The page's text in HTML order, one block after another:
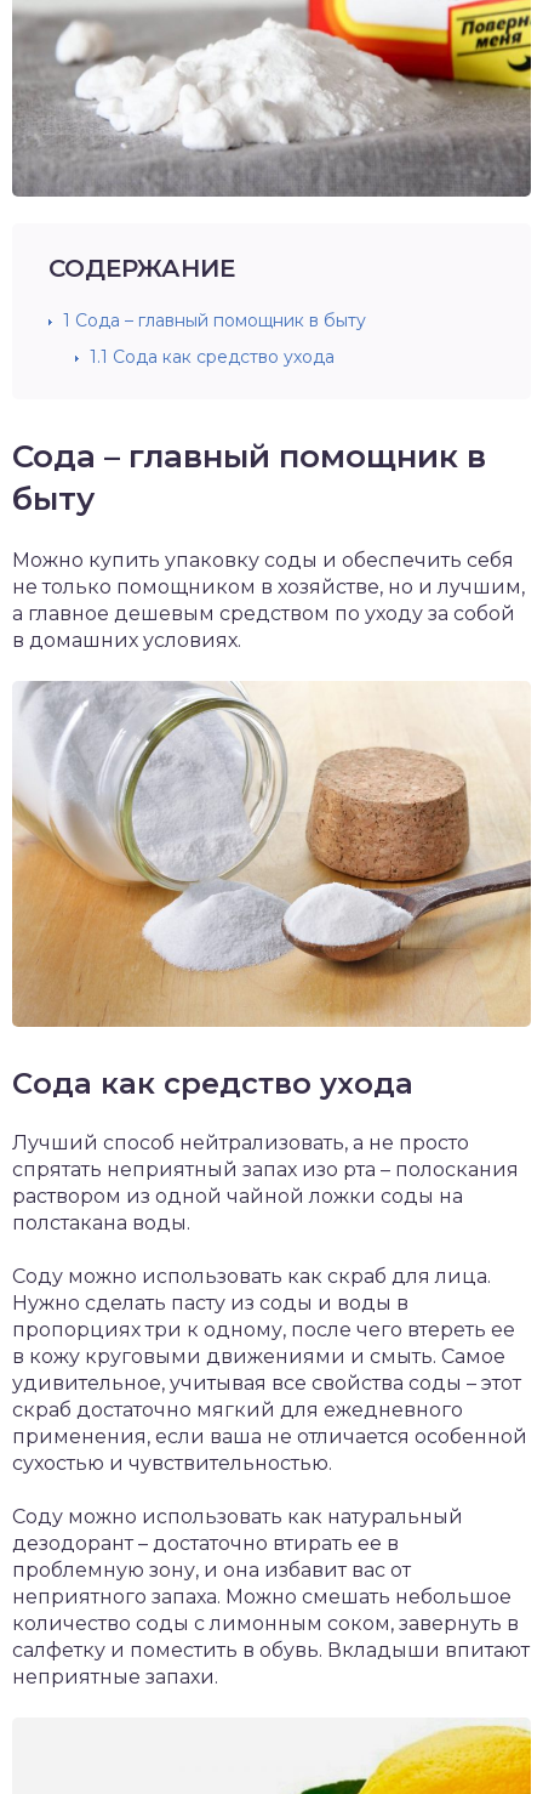
СОДЕРЖАНИЕ
1 Сода – главный помощник в быту
1.1 Сода как средство ухода
Сода – главный помощник в
быту
Можно купить упаковку соды и обеспечить себя
не только помощником в хозяйстве, но и лучшим,
а главное дешевым средством по уходу за собой
в домашних условиях.
Сода как средство ухода
Лучший способ нейтрализовать, а не просто
спрятать неприятный запах изо рта – полоскания
раствором из одной чайной ложки соды на
полстакана воды.
Соду можно использовать как скраб для лица.
Нужно сделать пасту из соды и воды в
пропорциях три к одному, после чего втереть ее
в кожу круговыми движениями и смыть. Самое
удивительное, учитывая все свойства соды – этот
скраб достаточно мягкий для ежедневного
применения, если ваша не отличается особенной
сухостью и чувствительностью.
Соду можно использовать как натуральный
дезодорант – достаточно втирать ее в
проблемную зону, и она избавит вас от
неприятного запаха. Можно смешать небольшое
количество соды с лимонным соком, завернуть в
салфетку и поместить в обувь. Вкладыши впитают
неприятные запахи.